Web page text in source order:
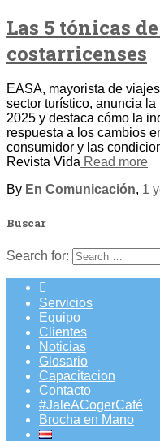
Las 5 tónicas
costarricenses
EASA, mayorista de
sector turístico, anuncia
2025 y destaca cómo la
respuesta a los cambios
consumidor y las
Revista Vida Read more
By En Comunicación, 1
Buscar
Search for:
Servicios
Equipo
Clientes
Noticias
Glosario
Capacitacion
Contacto
#JaleACogerCafé
Brocha en Mano